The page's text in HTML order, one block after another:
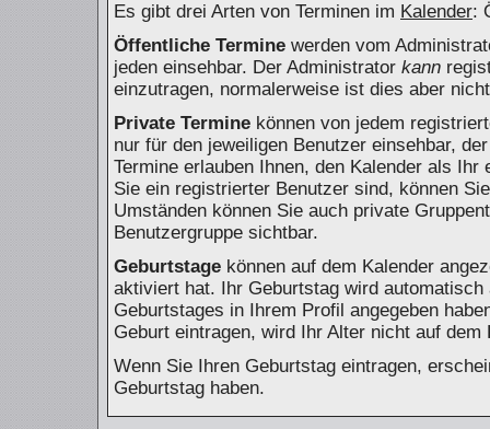
Es gibt drei Arten von Terminen im Kalender:
Öffentliche Termine werden vom
jeden einsehbar. Der Administrator kann
einzutragen, normalerweise ist dies aber
Private Termine können von jedem
nur für den jeweiligen Benutzer einsehbar,
Termine erlauben Ihnen, den Kalender als
Sie ein registrierter Benutzer sind, können
Umständen können Sie auch private
Benutzergruppe sichtbar.
Geburtstage können auf dem Kalender
aktiviert hat. Ihr Geburtstag wird
Geburtstages in Ihrem Profil angegeben
Geburt eintragen, wird Ihr Alter nicht auf dem
Wenn Sie Ihren Geburtstag eintragen,
Geburtstag haben.